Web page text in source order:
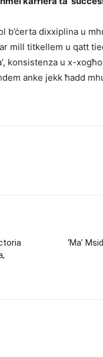
dixxiplina u
mill titkellem u qatt
konsistenza u x-
anke jekk ħadd
‘Ma’